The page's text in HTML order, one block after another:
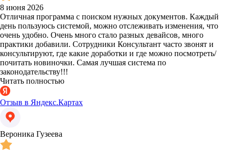
8 июня 2026
Отличная программа с поиском нужных документов. Каждый
день пользуюсь системой, можно отслеживать изменения, что
очень удобно. Очень много стало разных девайсов, много
практики добавили. Сотрудники Консультант часто звонят и
консультируют, где какие доработки и где можно посмотреть/
почитать новиночки. Самая лучшая система по
законодательству!!!
Читать полностью
Отзыв в Яндекс.Картах
Вероника Гузеева